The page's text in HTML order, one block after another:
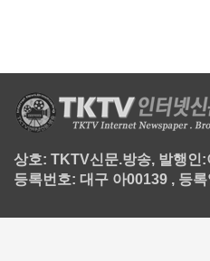
상호: TKTV신문.방송, 발행인
등록번호: 대구 아00139 , 등